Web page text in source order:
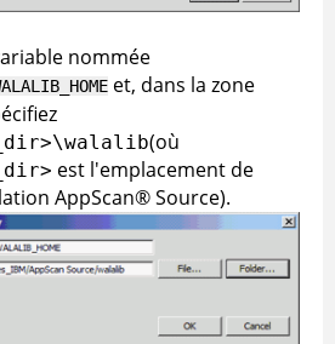
nommée
et, dans la zone
(où
est l'emplacement de
AppScan®Source).